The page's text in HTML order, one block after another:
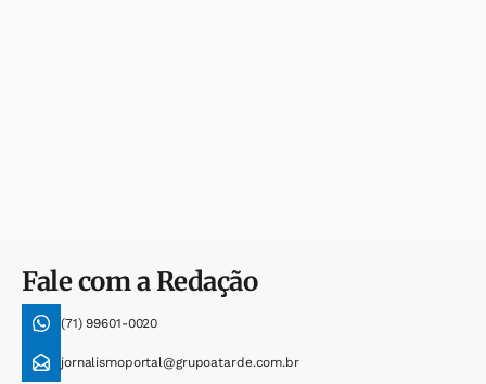
Fale com a Redação
(71) 99601-0020
jornalismoportal@grupoatarde.com.br